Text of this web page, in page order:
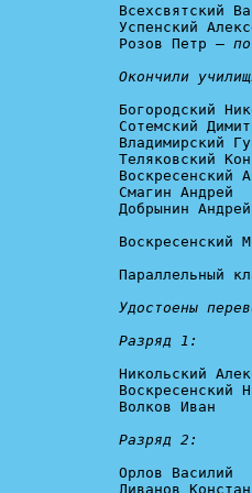
Всехсвятский
Успенский
Розов Петр –
Окончили
Богородский
Сотемский
Владимирский
Теляковский
Воскресенский
Смагин Андрей
Добрынин Андрей
Воскресенский
Параллельный
Удостоены
Разряд 1:
Никольский
Воскресенский
Волков Иван
Разряд 2:
Орлов Василий
Ливанов